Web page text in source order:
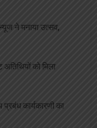
न्यूज ने मनाया उत्सव,
अतिथियों को मिला
कार्यकारणी का